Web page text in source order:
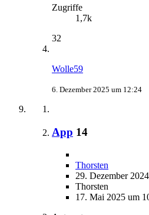
Zugriffe
1,7k
32
Wolle59
6. Dezember 2025 um 12:24
App 14
Thorsten
29. Dezember
Thorsten
17. Mai 2025 um